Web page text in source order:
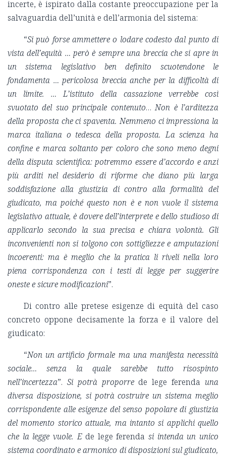
incerte, è ispirato dalla costante preoccupazione per la
salvaguardia dell’unità e dell’armonia del sistema:
“Si può forse ammettere o lodare codesto dal punto di
vista dell’equità … però è sempre una breccia che si apre in
un sistema legislativo ben definito scuotendone le
fondamenta … pericolosa breccia anche per la difficoltà di
un limite. … L’istituto della cassazione verrebbe così
svuotato del suo principale contenuto…Non è l’arditezza
della proposta che ci spaventa. Nemmeno ci impressiona la
marca italiana o tedesca della proposta. La scienza ha
confine e marca soltanto per coloro che sono meno degni
della disputa scientifica: potremmo essere d’accordo e anzi
più arditi nel desiderio di riforme che diano più larga
soddisfazione alla giustizia di contro alla formalità del
giudicato, ma poiché questo non è e non vuole il sistema
legislativo attuale, è dovere dell’interprete e dello studioso di
applicarlo secondo la sua precisa e chiara volontà. Gli
inconvenienti non si tolgono con sottigliezze e amputazioni
incoerenti: ma è meglio che la pratica li riveli nella loro
piena corrispondenza con i testi di legge per suggerire
oneste e sicure modificazioni”.
Di contro alle pretese esigenze di equità del caso
concreto oppone decisamente la forza e il valore del
giudicato:
“Non un artificio formale ma una manifesta necessità
sociale… senza la quale sarebbe tutto risospinto
nell’incertezza”. Si potrà proporre de lege ferenda una
diversa disposizione, si potrà costruire un sistema meglio
corrispondente alle esigenze del senso popolare di giustizia
del momento storico attuale, ma intanto si applichi quello
che la legge vuole. E de lege ferenda si intenda un unico
sistema coordinato e armonico di disposizioni sul giudicato,